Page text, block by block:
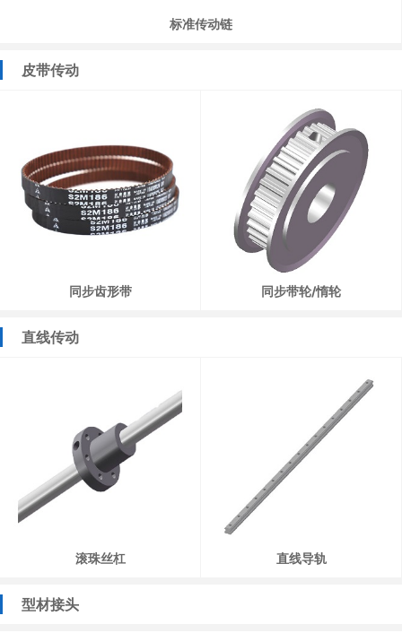
标准传动链
皮带传动
同步齿形带 同步带轮/惰轮
直线传动
滚珠丝杠 直线导轨
型材接头